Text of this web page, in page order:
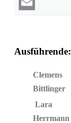
WhatsApp
Ausführende:
Clemens
Bittlinger
Lara
Herrmann